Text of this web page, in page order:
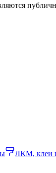
ЛКМ, клеи